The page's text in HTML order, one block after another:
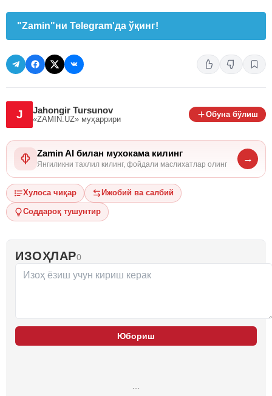
"Zamin"ни Telegram'да ўқинг!
J Jahongir Tursunov
«ZAMIN.UZ» муҳаррири
Обуна бўлиш
Zamin AI билан мухокама килинг
Янгиликни тахлил килинг, фойдали маслихатлар олинг
→
Хулоса чиқар Ижобий ва салбий
Соддароқ тушунтир
ИЗОҲЛАР0
Юбориш